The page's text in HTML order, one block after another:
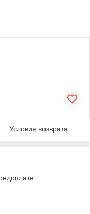
Условия возврата